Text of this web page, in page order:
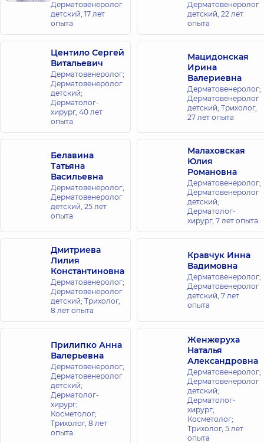
семьи в
Броварах
Киевская,
Бровары
Медицинский
Центр
«Добробут»
для всей
семьи в
Ирпене
ул. Поэзии
(Грибоедова),
8-А, г. Ирпень
Медицинский
«Добробут»
для всей
семьи в
Голосеево
ул. Самойло
Кошки
(Маршала
Конева), 10/1,
г. Киев
Медицинский
Центр
«Добробут»
для всей
семьи на
Берестейской
ул. Игоря
Сикорского, 1,
Дерматовенеролог
детский, 17 лет
опыта
Дерматовенеролог
детский, 22 лет
опыта
Центило Сергей
Витальевич
Дерматовенеролог;
Дерматовенеролог
детский;
Дерматолог-
хирург, 40 лет
опыта
Мацидонская
Ирина
Валериевна
Дерматовенеролог;
Дерматовенеролог
детский; Трихолог,
27 лет опыта
Белавина
Татьяна
Васильевна
Дерматовенеролог;
Дерматовенеролог
детский, 25 лет
опыта
Малаховская
Юлия
Романовна
Дерматовенеролог;
Дерматовенеролог
детский;
Дерматолог-
хирург, 7 лет опыта
Дмитриева
Лилия
Константиновна
Дерматовенеролог;
Дерматовенеролог
детский; Трихолог,
8 лет опыта
Кравчук Инна
Вадимовна
Дерматовенеролог;
Дерматовенеролог
детский, 7 лет
опыта
Прилипко Анна
Валерьевна
Дерматовенеролог;
Дерматовенеролог
детский;
Дерматолог-
хирург;
Косметолог;
Трихолог, 8 лет
опыта
Женжеруха
Наталья
Александровна
Дерматовенеролог;
Дерматовенеролог
детский;
Дерматолог-
хирург;
Косметолог;
Трихолог, 5 лет
опыта